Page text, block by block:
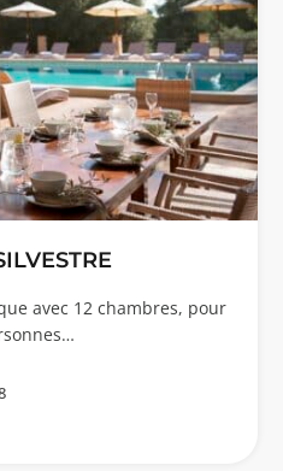
avec 12 chambres, pour